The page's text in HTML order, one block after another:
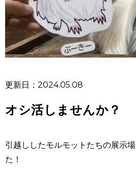
更新日：2024.05.08
オシ活しませんか？
引越ししたモルモットたちの展示
た！